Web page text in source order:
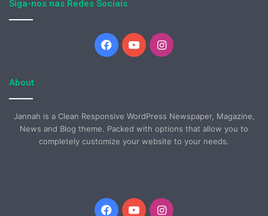
Siga-nos nas Redes Sociais
Facebook
YouTubeInstagram
About
Jannah is a Clean Responsive WordPress Newspaper, Magazine,
News and Blog theme. Packed with options that allow you to
completely customize your website to your needs.
Facebook
YouTubeInstagram